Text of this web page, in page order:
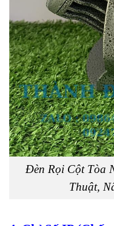
Đèn Rọi Cột Tòa
Thuật,